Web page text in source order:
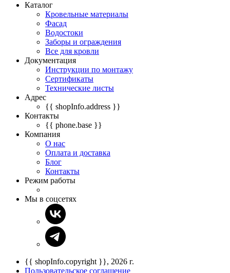
Каталог
Кровельные материалы
Фасад
Водостоки
Заборы и ограждения
Все для кровли
Документация
Инструкции по монтажу
Сертификаты
Технические листы
Адрес
{{ shopInfo.address }}
Контакты
{{ phone.base }}
Компания
О нас
Оплата и доставка
Блог
Контакты
Режим работы
Мы в соцсетях
{{ shopInfo.copyright }}, 2026 г.
Пользовательское соглашение